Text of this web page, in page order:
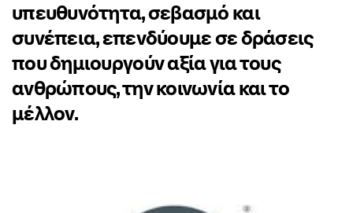
υπευθυνότητα, σεβασμό και
συνέπεια, επενδύουμε σε δράσεις
που δημιουργούν αξία για τους
ανθρώπους, την κοινωνία και το
μέλλον.